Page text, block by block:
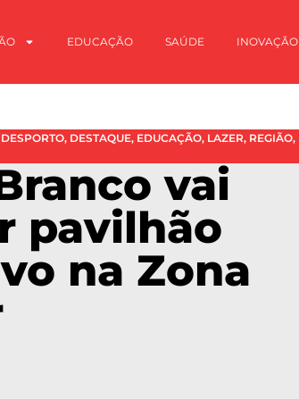
EDUCAÇÃO SAÚDE INOVAÇÃO
DESPORTO, DESTAQUE, EDUCAÇÃO, LAZER, REGIÃO,
vai
pavilhão
na Zona